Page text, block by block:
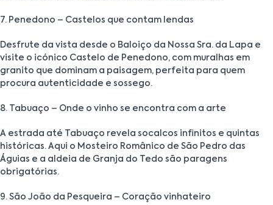
7. Penedono – Castelos que contam lendas
Desfrute da vista desde o Baloiço da Nossa Sra. da Lapa e
visite o icónico Castelo de Penedono, com muralhas em
granito que dominam a paisagem, perfeita para quem
procura autenticidade e sossego.
8. Tabuaço – Onde o vinho se encontra com a arte
A estrada até Tabuaço revela socalcos infinitos e quintas
históricas. Aqui o Mosteiro Românico de São Pedro das
Águias e a aldeia de Granja do Tedo são paragens
obrigatórias.
9. São João da Pesqueira – Coração vinhateiro